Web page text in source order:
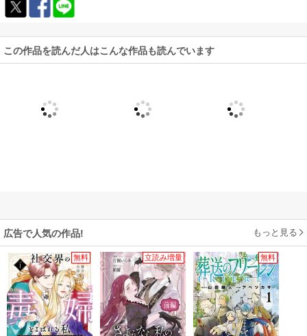
この作品を読んだ人はこんな作品も読んでいます
広告で人気の作品! もっと見る
無料 立読み増量 無料